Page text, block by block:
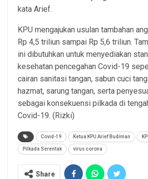
kata Arief.
KPU mengajukan usulan tambahan
Rp 4,5 triliun sampai Rp 5,6 triliun.
ini dibutuhkan untuk menyediakan
kesehatan pencegahan Covid-19
cairan sanitasi tangan, sabun cuci
hazmat, sarung tangan, serta
sebagai konsekuensi pilkada di
Covid-19. (Rizki)
Covid-19 Ketua KPU Arief Budiman
Pilkada Serentak virus corona
Share